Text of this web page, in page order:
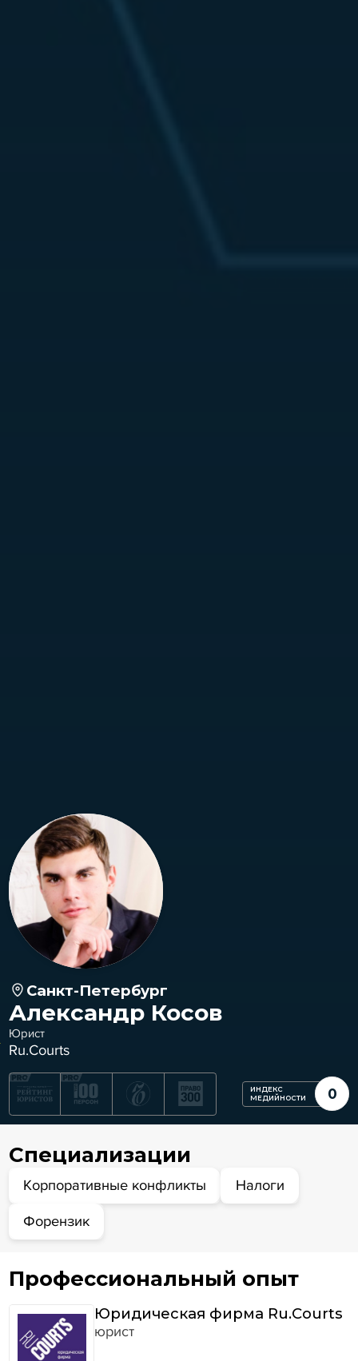
Санкт-Петербург
Александр Косов
Юрист
Ru.Courts
ИНДЕКС
МЕДИЙНОСТИ
0
Специализации
Корпоративные конфликты Налоги
Форензик
Профессиональный опыт
Юридическая фирма Ru.Courts
юрист